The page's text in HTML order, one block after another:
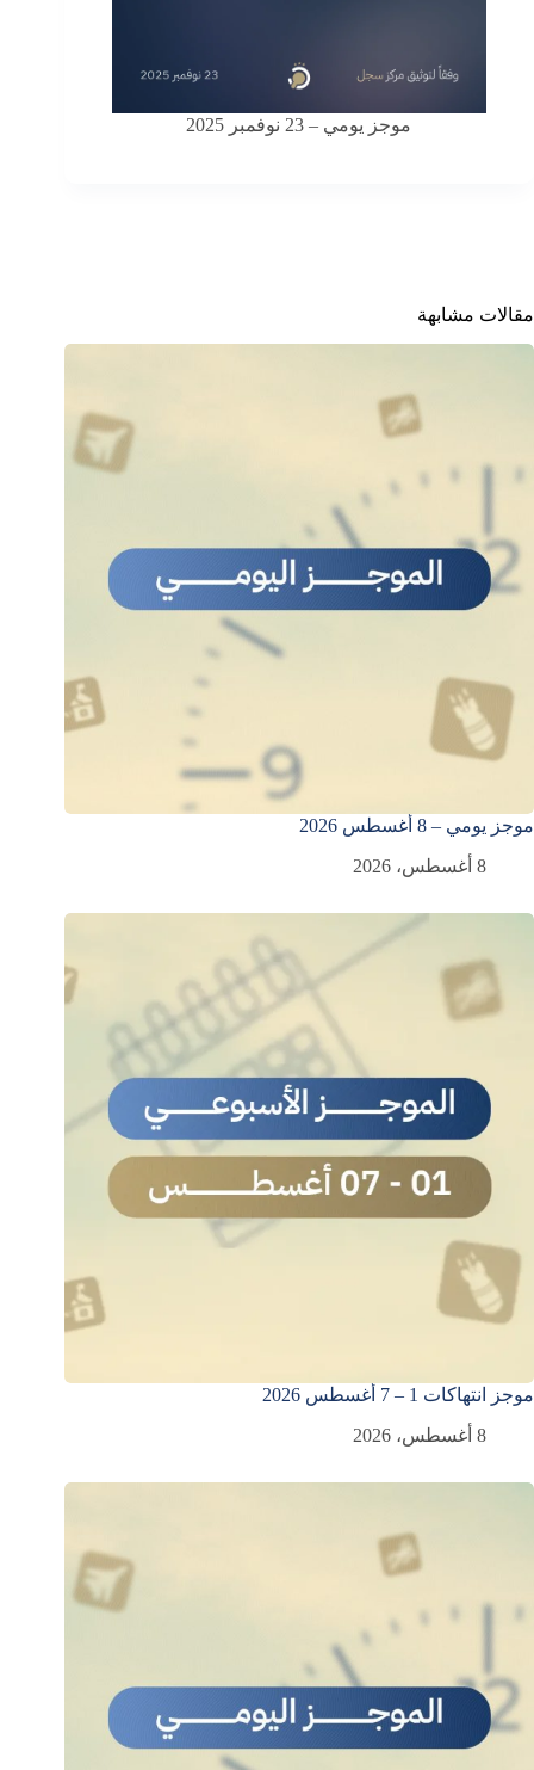
موجز يومي – 23 نوفمبر 2025
مقالات مشابهة
موجز يومي – 8 أغسطس 2026
8 أغسطس، 2026
موجز انتهاكات 1 – 7 أغسطس 2026
8 أغسطس، 2026